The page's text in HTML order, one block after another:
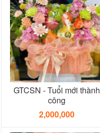
GTCSN - Tuổi mới thành
công
2,000,000